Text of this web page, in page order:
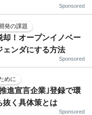
Sponsored
発の課題
却！オープンイノベー
ェンダにする方法
Sponsored
めに
進宣言企業｣登録で環
抜く具体策とは
Sponsored